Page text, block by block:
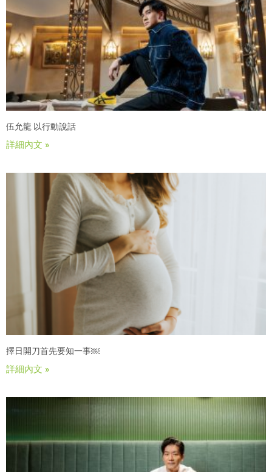
伍允龍 以行動說話
詳細內文 »
擇日開刀首先要知一事￼
詳細內文 »